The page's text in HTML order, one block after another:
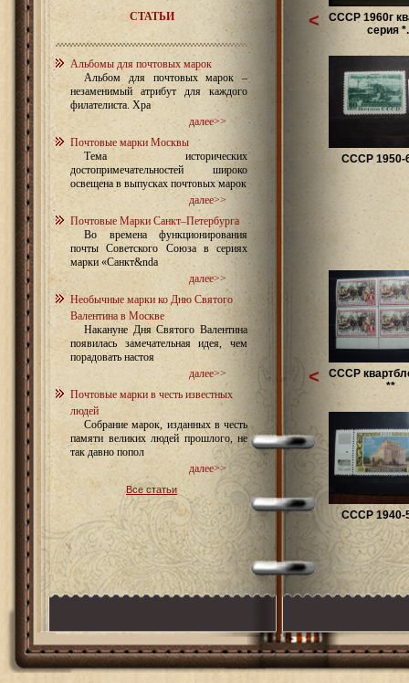
СТАТЬИ
Альбомы для почтовых марок
Альбом для почтовых марок –
незаменимый атрибут для каждого
филателиста. Хра
далее>>
Почтовые марки Москвы
Тема исторических
достопримечательностей широко
освещена в выпусках почтовых марок
далее>>
Почтовые Марки Санкт–Петербурга
Во времена функционирования
почты Советского Союза в сериях
марки «Санкт&nda
далее>>
Необычные марки ко Дню Святого
Валентина в Москве
Накануне Дня Святого Валентина
появилась замечательная идея, чем
порадовать настоя
далее>>
Почтовые марки в честь известных
людей
Собрание марок, изданных в честь
памяти великих людей прошлого, не
так давно попол
далее>>
Все статьи
СССР 1960г
серия
СССР 1950-
<
СССР
**
СССР 1940-
<